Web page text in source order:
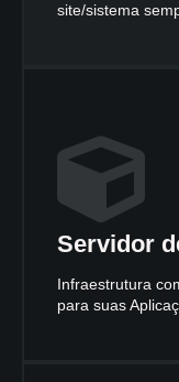
site/sistema
Servidor
Infraestrutura
para suas